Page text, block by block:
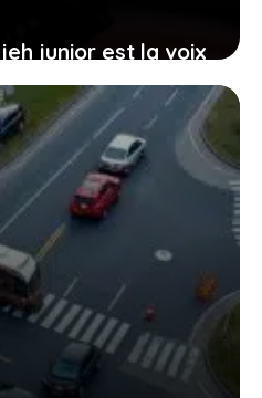
junior est la voix
auprès des